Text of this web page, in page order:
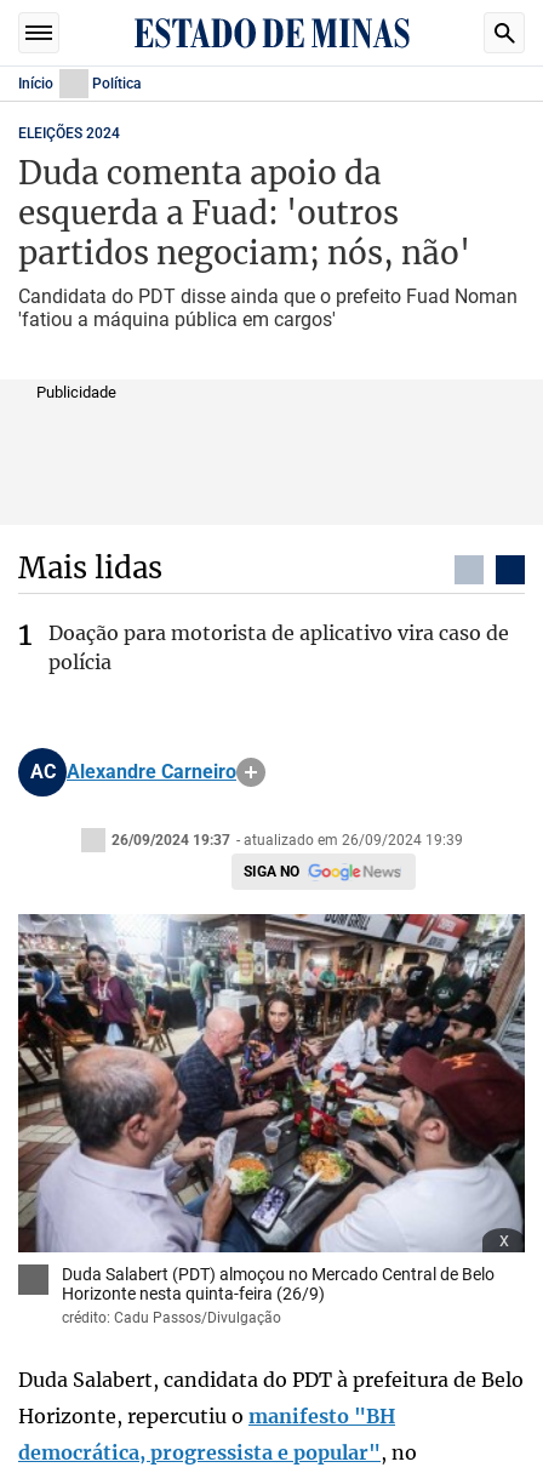
Início Política
ELEIÇÕES 2024
Duda comenta apoio da
esquerda a Fuad: 'outros
partidos negociam; nós, não'
Candidata do PDT disse ainda que o prefeito Fuad Noman
'fatiou a máquina pública em cargos'
Publicidade
Mais lidas
Doação para motorista de aplicativo vira caso de
polícia
AC Alexandre Carneiro
26/09/2024 19:37 - atualizado em 26/09/2024 19:39
SIGA NO
x
Duda Salabert (PDT) almoçou no Mercado Central de Belo
Horizonte nesta quinta-feira (26/9)
crédito: Cadu Passos/Divulgação
Duda Salabert, candidata do PDT à prefeitura de Belo
Horizonte, repercutiu o manifesto "BH
democrática, progressista e popular", no